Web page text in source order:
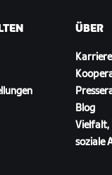
ÜBER
Karriere
Blog
Vielfalt,
soziale